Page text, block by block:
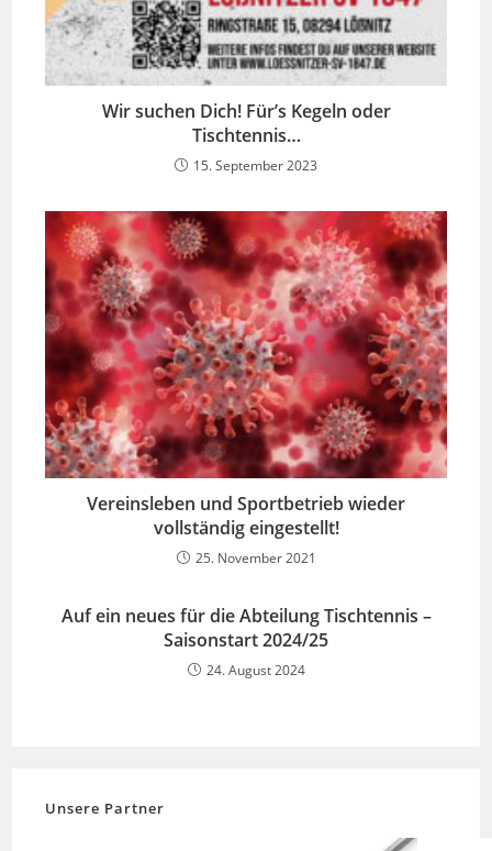
Wir suchen Dich! Für’s Kegeln oder
Tischtennis…
15. September 2023
Vereinsleben und Sportbetrieb wieder
vollständig eingestellt!
25. November 2021
Auf ein neues für die Abteilung Tischtennis –
Saisonstart 2024/25
24. August 2024
Unsere Partner